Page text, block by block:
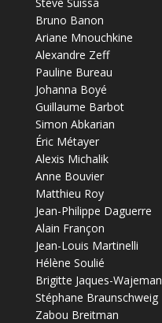
Bruno Banon
Ariane Mnouchkine
Alexandre Zeff
Pauline Bureau
Johanna Boyé
Guillaume Barbot
Simon Abkarian
Éric Métayer
Alexis Michalik
Anne Bouvier
Matthieu Roy
Jean-Philippe Daguerre
Alain Françon
Jean-Louis Martinelli
Hélène Soulié
Brigitte Jaques-Wajeman
Stéphane Braunschweig
Zabou Breitman